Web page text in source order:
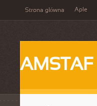
Strona główna Aple
AMSTAF